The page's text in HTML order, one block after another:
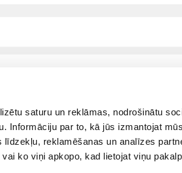
saturu un reklāmas, nodrošinātu
Informāciju par to, kā jūs izmantojat
reklamēšanas un analīzes
ko viņi apkopo, kad lietojat viņu